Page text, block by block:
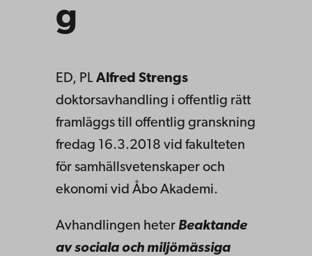
g
ED, PL Alfred Strengs
doktorsavhandling i offentlig rätt
framläggs till offentlig granskning
fredag 16.3.2018 vid fakulteten
för samhällsvetenskaper och
ekonomi vid Åbo Akademi.
Avhandlingen heter Beaktande
av sociala och miljömässiga